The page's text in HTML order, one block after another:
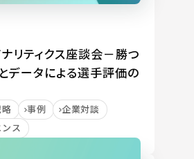
リティクス座談会－勝つ
データによる選手評価の
事例
企業対談
ス